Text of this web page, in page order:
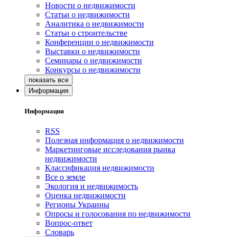
Новости о недвижимости
Статьи о недвижимости
Аналитика о недвижимости
Статьи о строительстве
Конференции о недвижимости
Выставки о недвижимости
Семинары о недвижимости
Конкурсы о недвижимости
Информация
Информация
RSS
Полезная информация о недвижимости
Маркетинговые исследования рынка
недвижимости
Классификация недвижимости
Все о земле
Экология и недвижимость
Оценка недвижимости
Регионы Украины
Опросы и голосования по недвижимости
Вопрос-ответ
Словарь